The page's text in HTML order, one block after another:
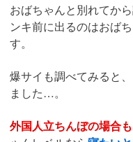
おばちゃんと別れてか
ンキ前に出るのはおば
す。
爆サイも調べてみると
ました…。
外国人立ちんぼの場合